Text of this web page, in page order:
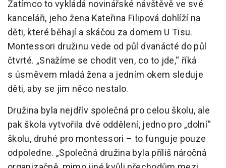
Zatímco to vykládá novinářské návštěvě ve své
kanceláři, jeho žena Kateřina Filipová dohlíží na
děti, které běhají a skáčou za domem U Tisu.
Montessori družinu vede od půl dvanácté do půl
čtvrté. „Snažíme se chodit ven, co to jde,“ říká
s úsměvem mladá žena a jedním okem sleduje
děti, aby se jim něco nestalo.
Družina byla nejdřív společná pro celou školu, ale
pak škola vytvořila dvě oddělení, jedno pro „dolní“
školu, druhé pro montessori – to funguje pouze
odpoledne. „Společná družina byla příliš náročná